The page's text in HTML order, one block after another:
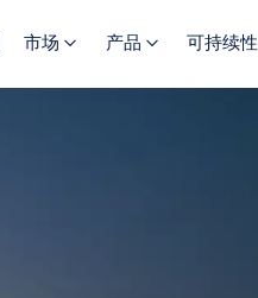
市场 产品 可持续性